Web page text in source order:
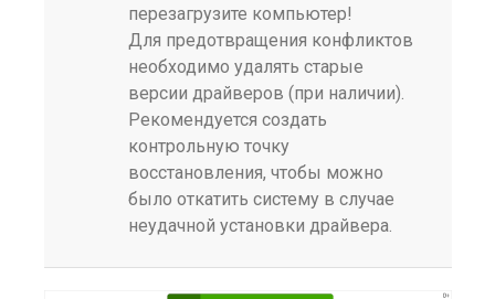
перезагрузите компьютер!
Для предотвращения конфликтов
необходимо удалять старые
версии драйверов (при наличии).
Рекомендуется создать
контрольную точку
восстановления, чтобы можно
было откатить систему в случае
неудачной установки драйвера.